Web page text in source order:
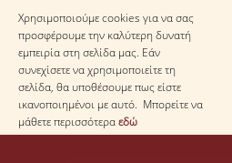
Χρησιμοποιούμε cookies για να σας
προσφέρουμε την καλύτερη δυνατή
εμπειρία στη σελίδα μας. Εάν
συνεχίσετε να χρησιμοποιείτε τη
σελίδα, θα υποθέσουμε πως είστε
ικανοποιημένοι με αυτό. Μπορείτε να
μάθετε περισσότεραεδώ